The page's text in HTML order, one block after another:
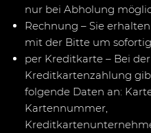
nur bei Abholung
Rechnung – Sie
mit der Bitte um
per Kreditkarte – Bei der
Kreditkartenzahlung
folgende Daten an:
Kartennummer,